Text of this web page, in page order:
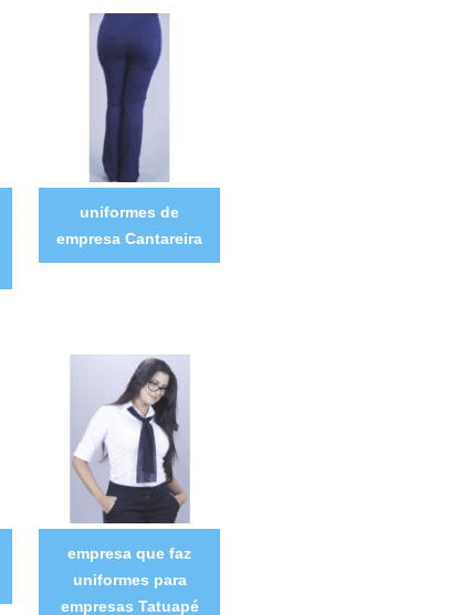
uniformes de
empresa Cantareira
empresa que faz
uniformes para
empresas Tatuapé